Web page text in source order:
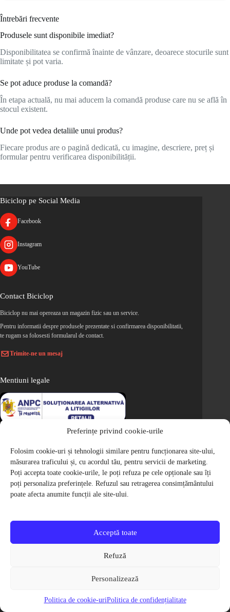
Preferințe privind cookie-urile
Folosim cookie-uri și tehnologii similare pentru funcționarea site-ului,
măsurarea traficului și, cu acordul tău, pentru servicii de marketing.
Poți accepta toate cookie-urile, le poți refuza pe cele opționale sau îți
poți personaliza preferințele. Refuzul sau retragerea consimțământului
poate afecta anumite funcții ale site-ului.
Acceptă toate
Refuză
Personalizează
Politica de cookie-uriPolitica de confidențialitate
Întrebări frecvente
Produsele sunt disponibile imediat?
Disponibilitatea se confirmă înainte de vânzare, deoarece stocurile sunt
limitate și pot varia.
Se pot aduce produse la comandă?
În etapa actuală, nu mai aducem la comandă produse care nu se află în
stocul existent.
Unde pot vedea detaliile unui produs?
Fiecare produs are o pagină dedicată, cu imagine, descriere, preț și
formular pentru verificarea disponibilității.
Biciclop pe Social Media
Facebook
Instagram
YouTube
Contact Biciclop
Biciclop nu mai opereaza un magazin fizic sau un service.
Pentru informatii despre produsele prezentate si confirmarea disponibilitatii,
te rugam sa folosesti formularul de contact.
Trimite-ne un mesaj
Mentiuni legale
Cum cumpar
Metode de plata
Livrarea comenzilor
Politica de Confidentialitate
Capital social: 200.200,00 RON